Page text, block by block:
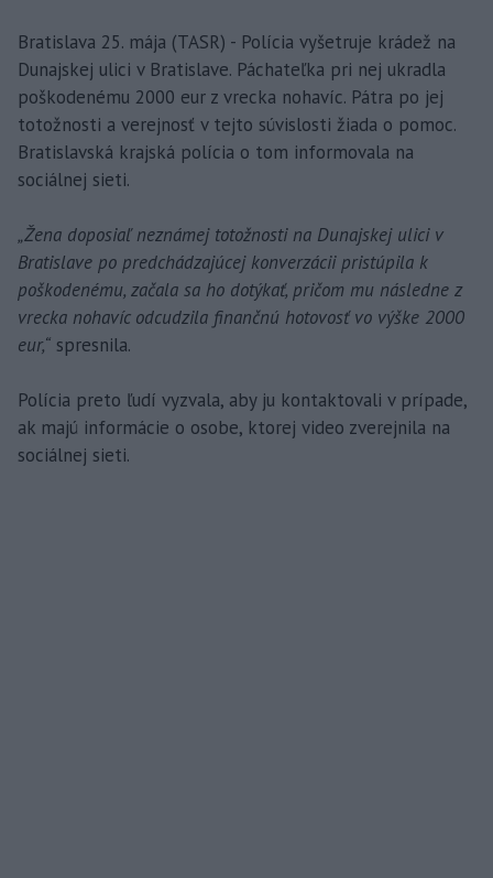
Bratislava 25. mája (TASR) - Polícia vyšetruje krádež na
Dunajskej ulici v Bratislave. Páchateľka pri nej ukradla
poškodenému 2000 eur z vrecka nohavíc. Pátra po jej
totožnosti a verejnosť v tejto súvislosti žiada o pomoc.
Bratislavská krajská polícia o tom informovala na
sociálnej sieti.
„Žena doposiaľ neznámej totožnosti na Dunajskej ulici v
Bratislave po predchádzajúcej konverzácii pristúpila k
poškodenému, začala sa ho dotýkať, pričom mu následne z
vrecka nohavíc odcudzila finančnú hotovosť vo výške 2000
eur,“ spresnila.
Polícia preto ľudí vyzvala, aby ju kontaktovali v prípade,
ak majú informácie o osobe, ktorej video zverejnila na
sociálnej sieti.